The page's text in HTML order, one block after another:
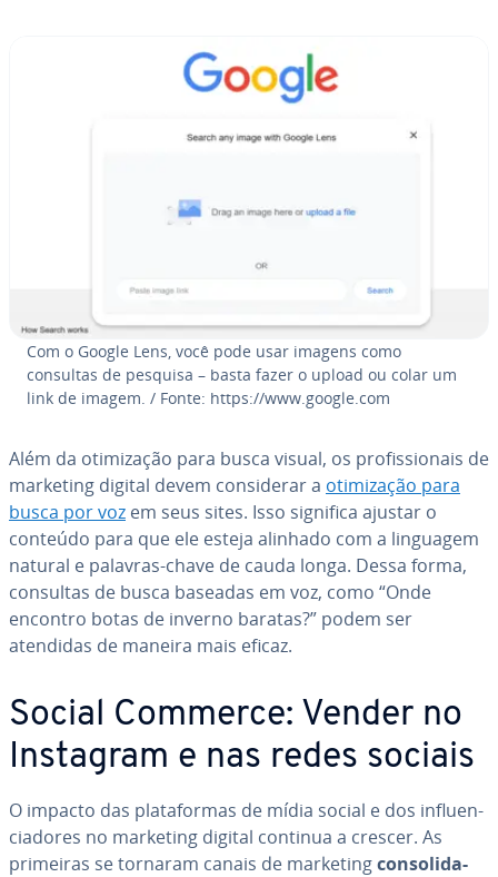
Com o Google Lens, você pode usar imagens como
consultas de pesquisa – basta fazer o upload ou colar um
link de imagem. / Fonte: https://www.google.com
Além da oti­mi­za­ção para busca visual, os pro­fis­si­o­nais de
marketing digital devem con­si­de­rar a oti­mi­za­ção para
busca por voz em seus sites. Isso significa ajustar o
conteúdo para que ele esteja alinhado com a linguagem
natural e palavras-chave de cauda longa. Dessa forma,
consultas de busca baseadas em voz, como “Onde
encontro botas de inverno baratas?” podem ser
atendidas de maneira mais eficaz.
Social Commerce: Vender no
Instagram e nas redes sociais
O impacto das pla­ta­for­mas de mídia social e dos in­flu­en­
ci­a­do­res no marketing digital continua a crescer. As
primeiras se tornaram canais de marketingcon­so­li­da­